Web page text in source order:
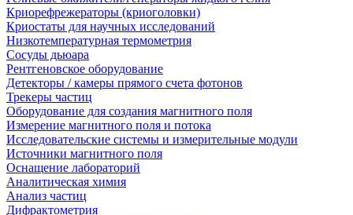
Криорефрежераторы (криоголовки)
Криостаты для научных исследований
Низкотемпературная термометрия
Сосуды дьюара
Рентгеновское оборудование
Детекторы / камеры прямого счета фотонов
Трекеры частиц
Оборудование для создания магнитного поля
Измерение магнитного поля и потока
Исследовательские системы и измерительные модули
Источники магнитного поля
Оснащение лабораторий
Аналитическая химия
Анализ частиц
Дифрактометрия